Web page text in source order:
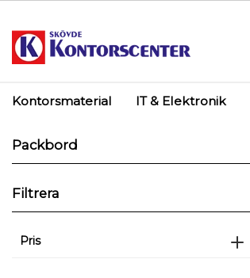
Kontorsmaterial IT & Elektronik
Packbord
Filtrera
Pris